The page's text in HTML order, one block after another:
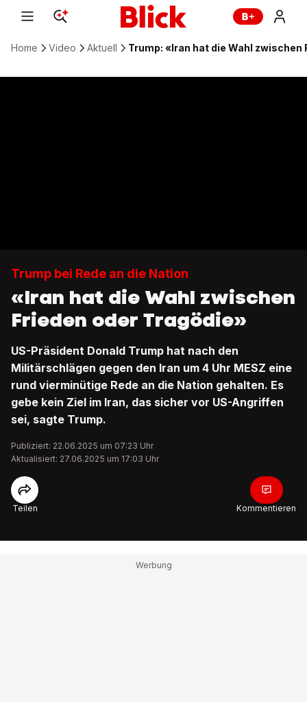
Home Video Aktuell Trump: «Iran hat die Wahl zwischen
Trump bei Rede an die Nation
«Iran hat die Wahl zwischen
Frieden oder Tragödie»
US-Präsident Donald Trump hat nach den
Militärschlägen gegen den Iran um 4 Uhr MESZ eine
rund vierminütige Rede an die Nation gehalten. Es
gebe kein Ziel im Iran, das sicher vor US-Angriffen
sei, sagte Trump.
Publiziert: 22.06.2025 um 07:23 Uhr
Aktualisiert: 27.06.2025 um 17:03 Uhr
Teilen Kommentieren